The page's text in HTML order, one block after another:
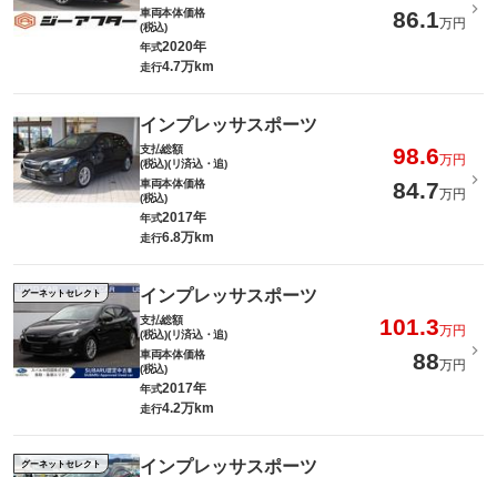
車両本体価格
(税込)
86.1万円
年式2020年
走行4.7万km
インプレッサスポーツ
支払総額
(税込)(リ済込・追)
98.6万円
車両本体価格
(税込)
84.7万円
年式2017年
走行6.8万km
グーネットセレクト インプレッサスポーツ
支払総額
(税込)(リ済込・追)
101.3万円
車両本体価格
(税込)
88万円
年式2017年
走行4.2万km
グーネットセレクト インプレッサスポーツ